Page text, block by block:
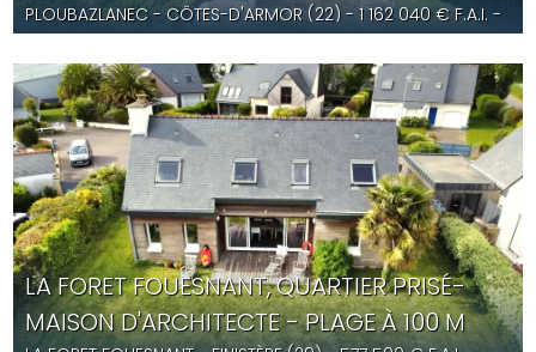
PLOUBAZLANEC - CÔTES-D'ARMOR (22) -1 162 040 € F.A.I. -
YD5644
LA FORET FOUESNANT, QUARTIER PRISÉ-
MAISON D'ARCHITECTE - PLAGE À 100 M